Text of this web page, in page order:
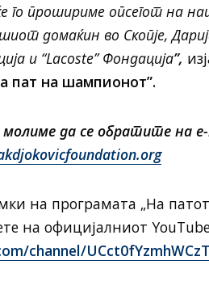
го прошириме опсегот на
домаќин во Скопје,
и “Lacoste”Фондација”,
пат на шампионот”.
да се обратите на
на програмата „На
на официјалниот
channel/